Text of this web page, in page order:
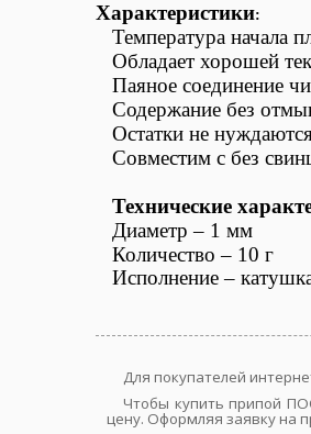
Характеристики:
Температура начала
Обладает хорошей
Паяное соединение
Содержание без
Остатки не
Совместим с без
Технические
Диаметр – 1 мм
Количество – 10 г
Исполнение –
Для покупателей
Чтобы купить припой
цену. Оформляя заявку на